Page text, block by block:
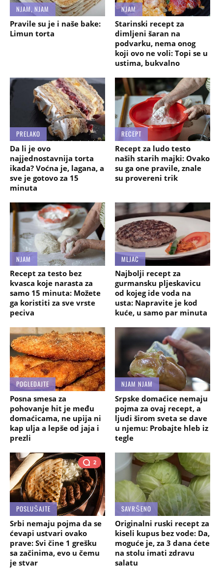
NJAM, NJAM
Pravile su je i naše bake:
Limun torta
NJAM
Starinski recept za
dimljeni šaran na
podvarku, nema onog
koji ovo ne voli: Topi se u
ustima, bukvalno
PRELAKO
Da li je ovo
najjednostavnija torta
ikada? Voćna je, lagana, a
sve je gotovo za 15
minuta
RECEPT
Recept za ludo testo
naših starih majki: Ovako
su ga one pravile, znale
su provereni trik
NJAM
Recept za testo bez
kvasca koje narasta za
samo 15 minuta: Možete
ga koristiti za sve vrste
peciva
MLJAC
Najbolji recept za
gurmansku pljeskavicu
od kojeg ide voda na
usta: Napravite je kod
kuće, u samo par minuta
POGLEDAJTE
Posna smesa za
pohovanje hit je među
domaćicama, ne upija ni
kap ulja a lepše od jaja i
prezli
NJAM NJAM
Srpske domaćice nemaju
pojma za ovaj recept, a
ljudi širom sveta se dave
u njemu: Probajte hleb iz
tegle
2
POSLUŠAJTE
Srbi nemaju pojma da se
ćevapi ustvari ovako
prave: Svi čine 1 grešku
sa začinima, evo u čemu
je stvar
SAVRŠENO
Originalni ruski recept za
kiseli kupus bez vode: Da,
moguće je, za 3 dana ćete
na stolu imati zdravu
salatu